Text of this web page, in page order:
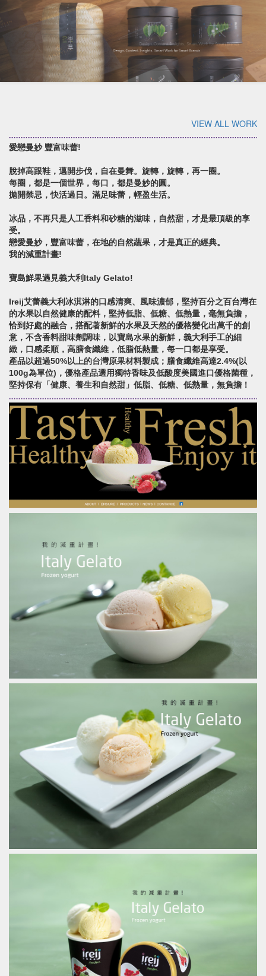
VIEW ALL WORK
愛戀曼妙 豐富味蕾!
脫掉高跟鞋，邁開步伐，自在曼舞。旋轉，旋轉，再一圈。
每圈，都是一個世界，每口，都是曼妙的圓。
拋開禁忌，快活過日。滿足味蕾，輕盈生活。
冰品，不再只是人工香料和砂糖的滋味，自然甜，才是最頂級的享
受。
戀愛曼妙，豐富味蕾，在地的自然蔬果，才是真正的經典。
我的減重計畫!
寶島鮮果遇見義大利Italy Gelato!
Ireij艾蕾義大利冰淇淋的口感清爽、風味濃郁，堅持百分之百台灣在
的水果以自然健康的配料，堅持低脂、低糖、低熱量，毫無負擔，
恰到好處的融合，搭配著新鮮的水果及天然的優格變化出萬千的創
意，不含香料甜味劑調味，以寶島水果的新鮮，義大利手工的細
緻，口感柔順，高膳食纖維，低脂低熱量，每一口都是享受。
產品以超過50%以上的台灣原果材料製成；膳食纖維高達2.4%(以
100g為單位)，優格產品選用獨特香味及低酸度美國進口優格菌種，
堅持保有「健康、養生和自然甜」低脂、低糖、低熱量，無負擔！